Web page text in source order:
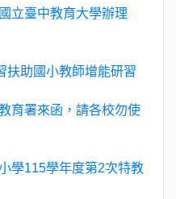
立臺中教育大學辦理
扶助國小教師增能研習
育署來函，請各校勿使
學115學年度第2次特教